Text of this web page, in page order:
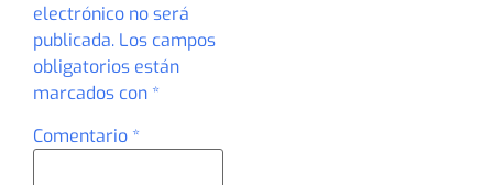
electrónico no será
publicada. Los campos
obligatorios están
marcados con *
Comentario *